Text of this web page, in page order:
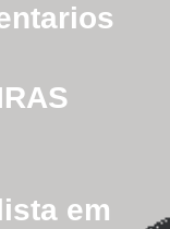
em